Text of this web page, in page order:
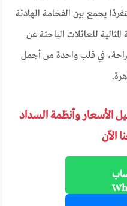
يجمع بين الفخامة الهادئة
للعائلات الباحثة عن
في قلب واحدة من أجمل
الأسعار وأنظمة السداد
الآن